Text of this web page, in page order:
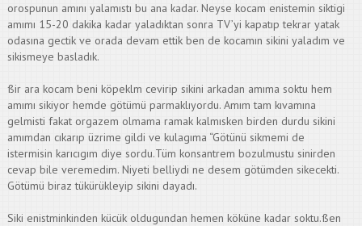
orospunun amını yalamıstı bu ana kadar. Neyse kocam enistemin siktigi
amımı 15-20 dakika kadar yaladıktan sonra TV’yi kapatıp tekrar yatak
odasına gectik ve orada devam ettik ben de kocamın sikini yaladım ve
sikismeye basladık.
ßir ara kocam beni köpeklm cevirip sikini arkadan amıma soktu hem
amımı sikiyor hemde götümü parmaklıyordu. Amım tam kıvamına
gelmisti fakat orgazem olmama ramak kalmısken birden durdu sikini
amımdan cıkarıp üzrime gildi ve kulagıma “Götünü sikmemi de
istermisin karıcıgım diye sordu.Tüm konsantrem bozulmustu sinirden
cevap bile veremedim. Niyeti belliydi ne desem götümden sikecekti.
Götümü biraz tükürükleyip sikini dayadı.
Siki enistminkinden kücük oldugundan hemen köküne kadar soktu.ßen